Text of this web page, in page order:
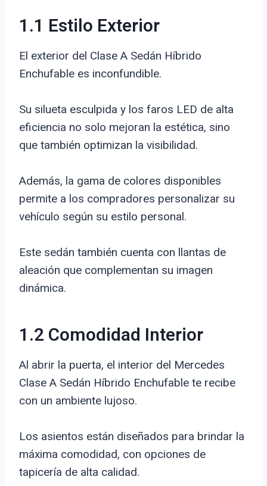
1.1 Estilo Exterior
El exterior del Clase A Sedán Híbrido
Enchufable es inconfundible.
Su silueta esculpida y los faros LED de alta
eficiencia no solo mejoran la estética, sino
que también optimizan la visibilidad.
Además, la gama de colores disponibles
permite a los compradores personalizar su
vehículo según su estilo personal.
Este sedán también cuenta con llantas de
aleación que complementan su imagen
dinámica.
1.2 Comodidad Interior
Al abrir la puerta, el interior del Mercedes
Clase A Sedán Híbrido Enchufable te recibe
con un ambiente lujoso.
Los asientos están diseñados para brindar la
máxima comodidad, con opciones de
tapicería de alta calidad.